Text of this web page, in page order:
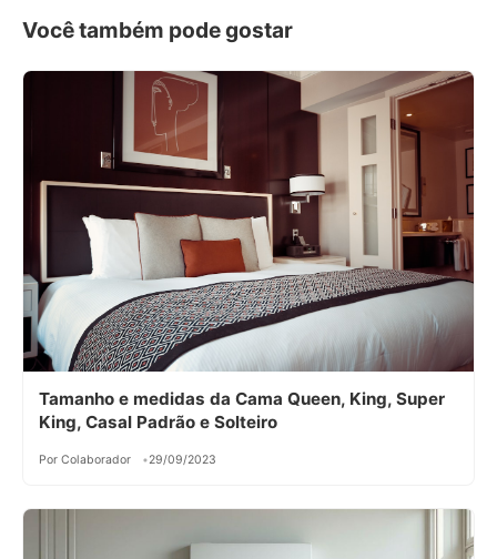
Você também pode gostar
Tamanho e medidas da Cama Queen, King, Super
King, Casal Padrão e Solteiro
Por Colaborador 29/09/2023